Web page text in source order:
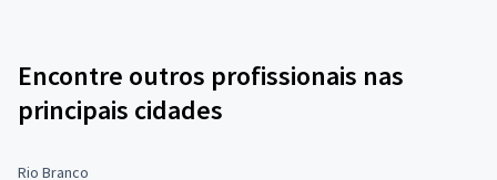
Encontre outros profissionais nas
principais cidades
Rio Branco